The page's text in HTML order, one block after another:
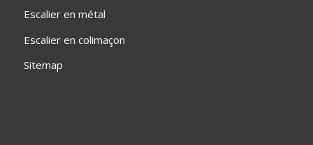
Escalier en métal
Escalier en colimaçon
Sitemap